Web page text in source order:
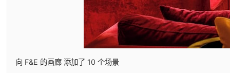
向 F&E 的画廊 添加了 10 个场景